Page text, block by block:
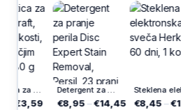
Poslastica za pse Vitakraft, kalcijeve kosti, ovite z račjim mesom, 80 g Detergent za pranje perila Disc Expert Stain Removal, Persil, 23 pranj
€8,95– €14,45
Steklena elektronska sveča Herkul 60 dni, 1 kos
€8,45– €10,49